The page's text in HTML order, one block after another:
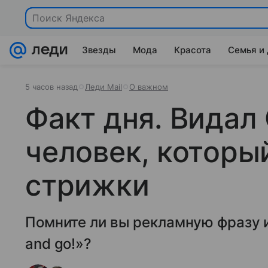
Поиск Яндекса
Звезды Мода Красота Семья и
5 часов назад Леди Mail О важном
Факт дня.
человек,
стрижки
Помните ли вы рекламную фразу
and go!»?